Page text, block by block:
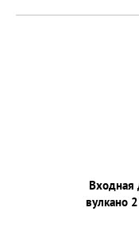
Входная
вулкано